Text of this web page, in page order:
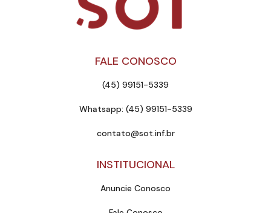
FALE CONOSCO
(45) 99151-5339
Whatsapp: (45) 99151-5339
contato@sot.inf.br
INSTITUCIONAL
Anuncie Conosco